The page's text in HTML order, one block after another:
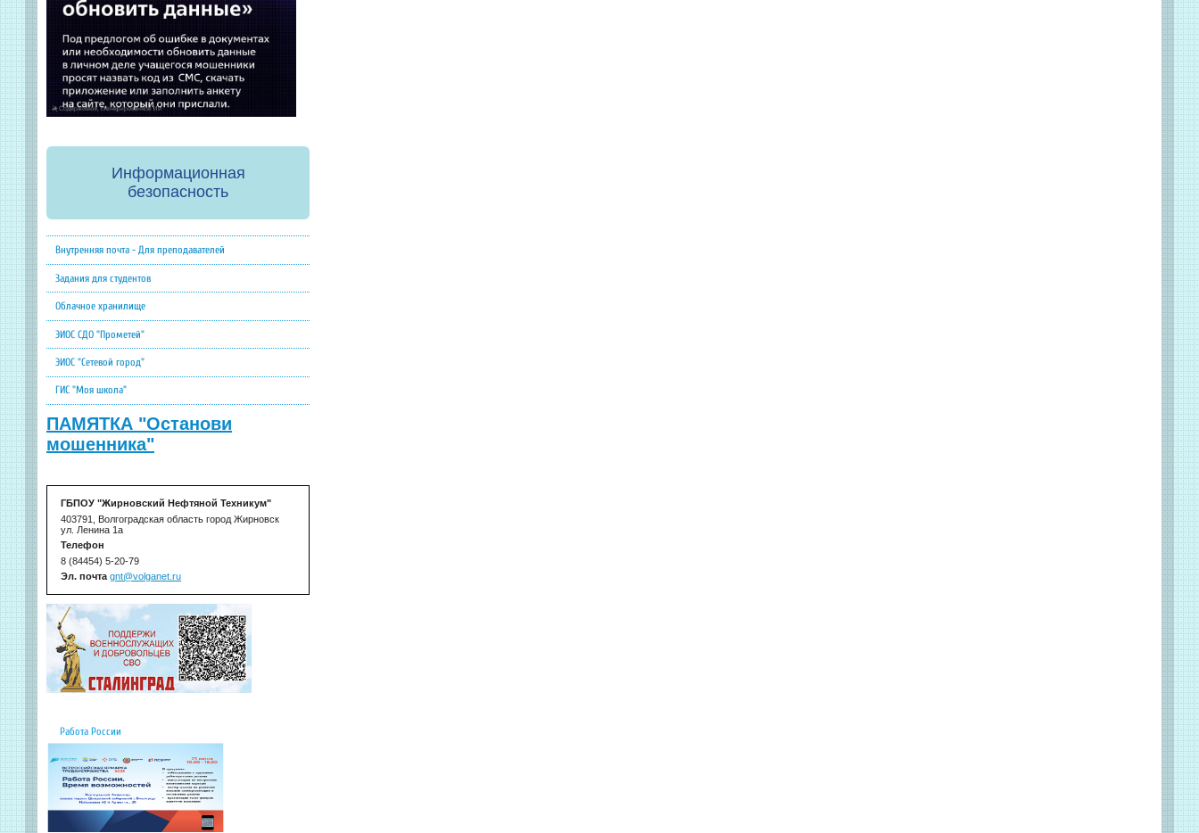
Информационная
безопасность
Внутренняя почта - Для преподавателей
Задания для студентов
Облачное хранилище
ЭИОС СДО "Прометей"
ЭИОС "Сетевой город"
ГИС "Моя школа"
ПАМЯТКА "Останови
мошенника"
ГБПОУ "Жирновский Нефтяной Техникум"
403791, Волгоградская область город Жирновск
ул. Ленина 1а
Телефон
8 (84454) 5-20-79
Эл. почта gnt@volganet.ru
Работа России